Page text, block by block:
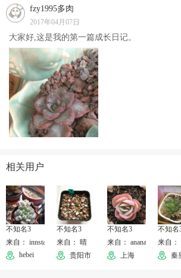
fzy1995多肉
2017年04月07日
大家好,这是我的第一篇成长日记。
相关用户
不知名3
来自： innstars
hebei
不知名3
来自： 晴
贵阳市
不知名3
来自： ananananyan
上海
不知名
来自：
秦